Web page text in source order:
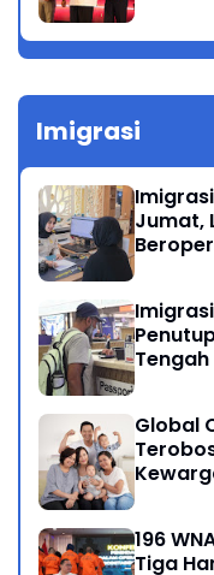
Imigrasi
Jumat,
Tengah
Global
196
Tiga